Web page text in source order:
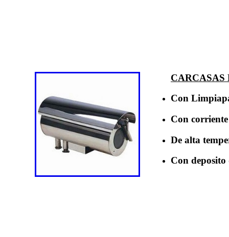
CARCASAS
Con
Con
De alta
Con deposito